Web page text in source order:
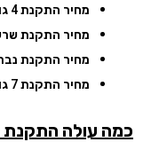
מחיר התקנת 4 גופי תאורה בדירה
מחיר התקנת שרשרת
מחיר התקנת נברשת
מחיר התקנת 7 גופי תאורה עם מתגים חכמים
עולה התקנת